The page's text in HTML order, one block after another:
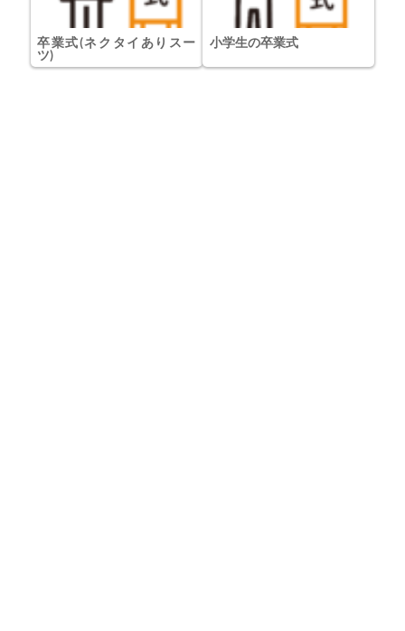
卒業式(ネクタイありスー
ツ)
小学生の卒業式